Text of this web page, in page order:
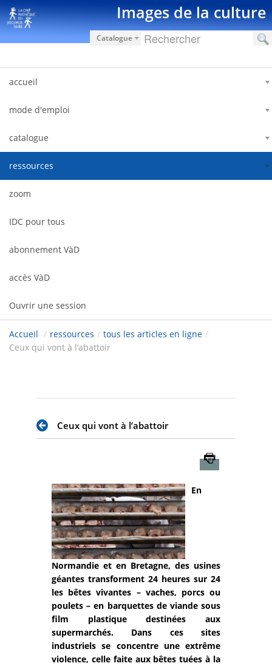
Saut au contenu Images de la culture
Catalogue
accueil
mode d'emploi
catalogue
ressources
zoom
IDC pour tous
abonnement VàD
accès VàD
Ouvrir une session
Accueil / ressources / tous les articles en ligne /
Ceux qui vont à l’abattoir
Ceux qui vont à l’abattoir
En
Normandie et en Bretagne, des usines
géantes transforment 24 heures sur 24
les bêtes vivantes – vaches, porcs ou
poulets – en barquettes de viande sous
film plastique destinées aux
supermarchés. Dans ces sites
industriels se concentre une extrême
violence, celle faite aux bêtes tuées à la